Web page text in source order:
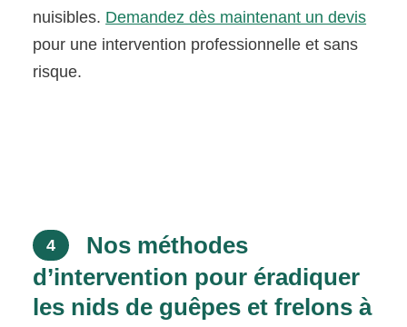
nuisibles. Demandez dès maintenant un devis
pour une intervention professionnelle et sans
risque.
4
Nos méthodes
d’intervention pour éradiquer
les nids de guêpes et frelons à